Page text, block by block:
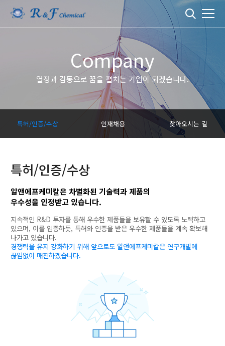
Company
열정과 감동으로 꿈을 펼치는 기업이 되겠습니다.
특허/인증/수상 인재채용 찾아오시는 길
특허/인증/수상
알앤에프케미칼은 차별화된 기술력과 제품의
우수성을 인정받고 있습니다.
지속적인 R&D 투자를 통해 우수한 제품들을 보유할 수 있도록 노력하고
있으며, 이를 입증하듯, 특허와 인증을 받은 우수한 제품들을 계속 확보해
나가고 있습니다.
경쟁력을 유지 강화하기 위해 앞으로도 알앤에프케미칼은 연구개발에
끊임없이 매진하겠습니다.